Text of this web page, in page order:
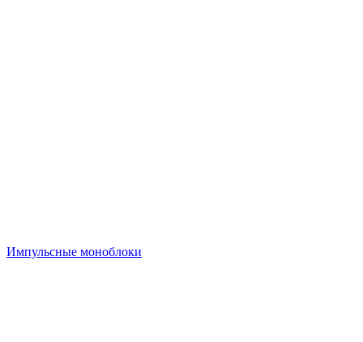
Импульсные моноблоки